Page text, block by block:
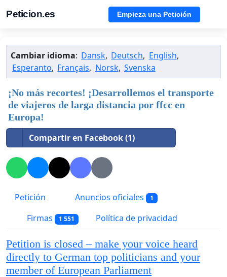
Peticion.es Empieza una Petición
Cambiar idioma: Dansk, Deutsch, English,
Esperanto, Français, Norsk, Svenska
¡No más recortes! ¡Desarrollemos el transporte
de viajeros de larga distancia por ffcc en
Europa!
Compartir en Facebook (1)
Petición Anuncios oficiales 1
Firmas 1 551 Política de privacidad
Petition is closed – make your voice heard
directly to German top politicians and your
member of European Parliament